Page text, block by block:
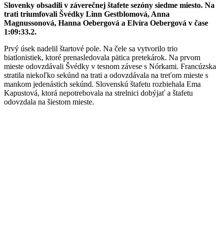
Slovenky obsadili v záverečnej štafete sezóny siedme miesto. Na
trati triumfovali Švédky Linn Gestblomová, Anna
Magnussonová, Hanna Oebergová a Elvíra Oebergová v čase
1:09:33.2.
Prvý úsek nadelil štartové pole. Na čele sa vytvorilo trio
biatlonistiek, ktoré prenasledovala pätica pretekárok. Na prvom
mieste odovzdávali Švédky v tesnom závese s Nórkami. Francúzska
stratila niekoľko sekúnd na trati a odovzdávala na treťom mieste s
mankom jedenástich sekúnd. Slovenskú štafetu rozbiehala Ema
Kapustová, ktorá nepotrebovala na strelnici dobýjať a štafetu
odovzdala na šiestom mieste.